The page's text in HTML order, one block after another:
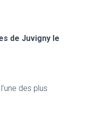
de Juvigny le
des plus